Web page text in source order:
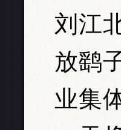
刘江
放鹞
业集